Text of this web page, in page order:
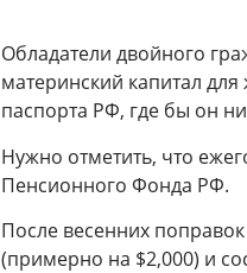
Обладатели двойного
материнский капитал
паспорта РФ, где бы он
Нужно отметить, что
Пенсионного Фонда РФ.
После весенних
(примерно на $2,000) и